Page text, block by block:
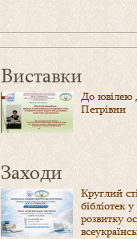
Виставки
До ювілею
Петрівни
Заходи
Круглий
бібліотек
розвитку